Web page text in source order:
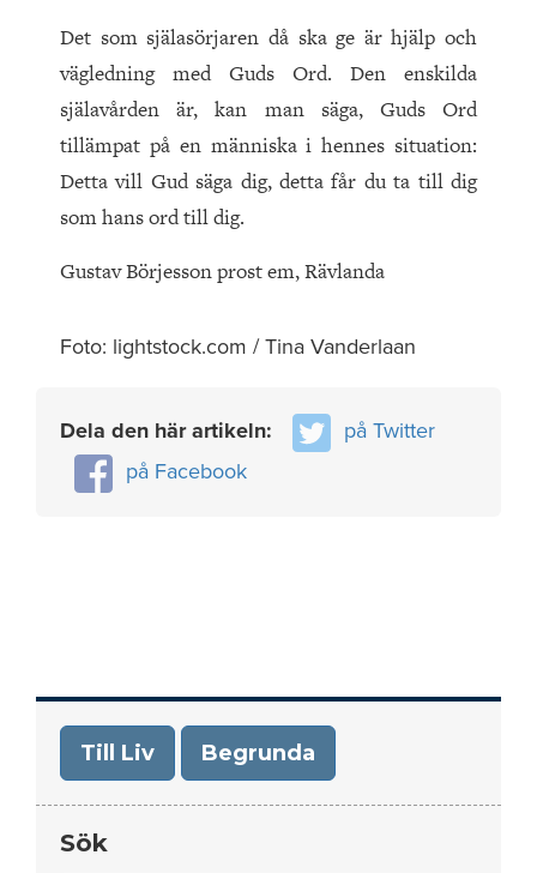
Det som själasörjaren då ska ge är hjälp och
vägledning med Guds Ord. Den enskilda
själavården är, kan man säga, Guds Ord
tillämpat på en människa i hennes situation:
Detta vill Gud säga dig, detta får du ta till dig
som hans ord till dig.
Gustav Börjesson prost em, Rävlanda
Foto: lightstock.com / Tina Vanderlaan
Dela den här artikeln:
på Twitter
på Facebook
Till Liv Begrunda
Sök